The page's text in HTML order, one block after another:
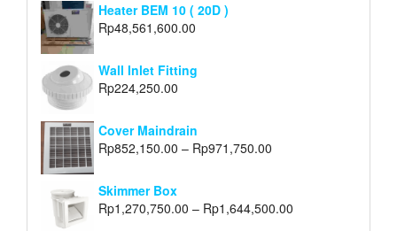
Heater BEM 10 ( 20D )
Rp48,561,600.00
Wall Inlet Fitting
Rp224,250.00
Cover Maindrain
Rp852,150.00 – Rp971,750.00
Skimmer Box
Rp1,270,750.00 – Rp1,644,500.00